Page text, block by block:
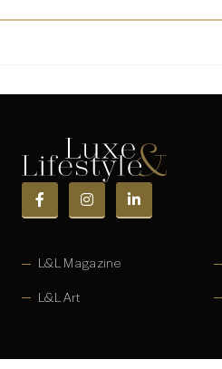
L&L Magazine
L&L Art